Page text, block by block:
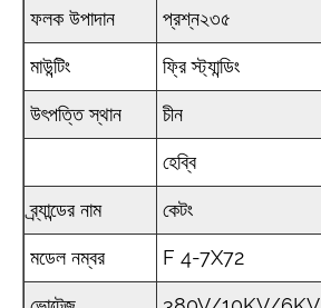
ফলক উপাদান প্রশ্ন২৩৫
মাউন্টিং ফ্রি স্ট্যান্ডিং
উৎপত্তি স্থান চীন
হেব্বি
ব্র্যান্ডের নাম কেটং
মডেল নম্বর F 4-7X72